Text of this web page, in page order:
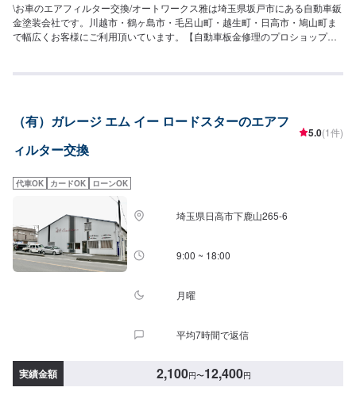
\お車のエアフィルター交換/オートワークス雅は埼玉県坂戸市にある自動車鈑
金塗装会社です。川越市・鶴ヶ島市・毛呂山町・越生町・日高市・鳩山町ま
で幅広くお客様にご利用頂いています。【自動車板金修理のプロショップ】⭐️
す。保険適用の修理ももちろん承ります。お気軽にご相談ください。【代車
日】⏰営業時間：9時30分〜18時🗓定休日：月曜・祝日
（有）ガレージ エム イー ロードスターのエアフ
ィルター交換
5.0(1件)
代車OK カードOK ローンOK
埼玉県日高市下鹿山265-6
9:00 ~ 18:00
月曜
平均7時間で返信
実績金額 2,100円〜12,400円